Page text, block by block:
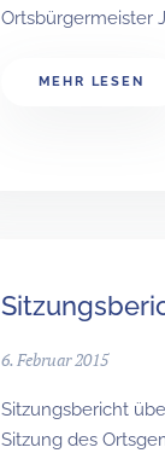
Ortsbürgermeister
MEHR LESEN
6. Februar 2015
Sitzungsbericht
Sitzung des